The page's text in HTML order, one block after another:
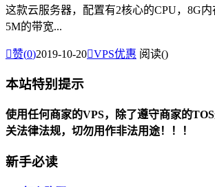
这款云服务器，配置有2核心的CPU，8G
5M的带宽...
赞(0)2019-10-20VPS优惠 阅读()
本站特别提示
使用任何商家的VPS，除了遵守商家的
关法律法规，切勿用作非法用途！！！
新手必读